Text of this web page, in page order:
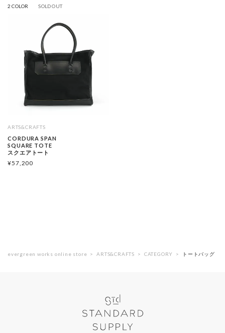
2 COLOR SOLD OUT
ARTS&CRAFTS
CORDURA SPAN
SQUARE TOTE
スクエアトート
¥57,200
evergreen works online store ARTS&CRAFTS CATEGORY トートバッグ